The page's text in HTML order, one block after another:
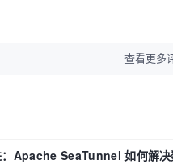
查看更多
Apache SeaTunnel 如何解